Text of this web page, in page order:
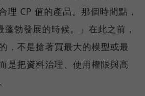
理 CP 值的產品。那個時間點，
勃發展的時候。」在此之前，
，不是搶著買最大的模型或最
是把資料治理、使用權限與高